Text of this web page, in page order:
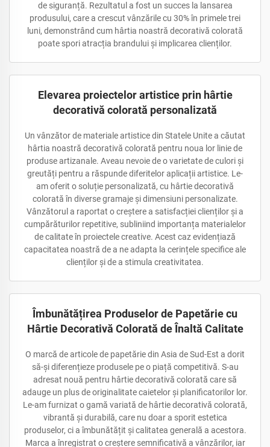
de siguranță. Rezultatul a fost un succes la lansarea
produsului, care a crescut vânzările cu 30% în primele trei
luni, demonstrând cum hârtia noastră decorativă colorată
poate spori atracția brandului și implicarea clienților.
Elevarea proiectelor artistice prin hârtie
decorativă colorată personalizată
Un vânzător de materiale artistice din Statele Unite a căutat
hârtia noastră decorativă colorată pentru noua lor linie de
produse artizanale. Aveau nevoie de o varietate de culori și
greutăți pentru a răspunde diferitelor aplicații artistice. Le-
am oferit o soluție personalizată, cu hârtie decorativă
colorată în diverse gramaje și dimensiuni personalizate.
Vânzătorul a raportat o creștere a satisfacției clienților și a
cumpărăturilor repetitive, subliniind importanța materialelor
de calitate în proiectele creative. Acest caz evidențiază
capacitatea noastră de a ne adapta la cerințele specifice ale
clienților și de a stimula creativitatea.
Îmbunătățirea Produselor de Papetărie cu
Hârtie Decorativă Colorată de Înaltă Calitate
O marcă de articole de papetărie din Asia de Sud-Est a dorit
să-și diferențieze produsele pe o piață competitivă. S-au
adresat nouă pentru hârtie decorativă colorată care să
adauge un plus de originalitate caietelor și planificatorilor lor.
Le-am furnizat o gamă variată de hârtie decorativă colorată,
vibrantă și durabilă, care nu doar a sporit estetica
produselor, ci a îmbunătățit și calitatea generală a acestora.
Marca a înregistrat o creștere semnificativă a vânzărilor, iar